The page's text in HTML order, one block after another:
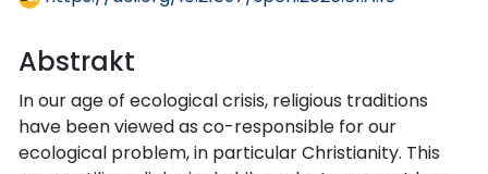
Abstrakt
In our age of ecological crisis, religious traditions
have been viewed as co-responsible for our
ecological problem, in particular Christianity. This